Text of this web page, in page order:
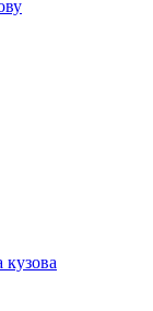
кузова